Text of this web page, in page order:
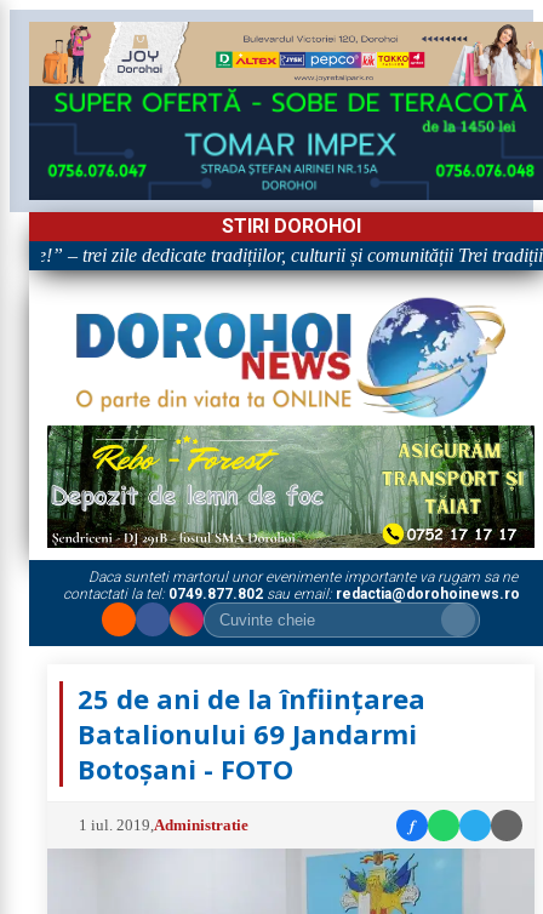
STIRI DOROHOI
– trei zile dedicate tradițiilor, culturii și comunității Trei tradiții.
Daca sunteti martorul unor evenimente importante va rugam sa ne
contactati la tel: 0749.877.802sau email: redactia@dorohoinews.ro
25 de ani de la înființarea
Batalionului 69 Jandarmi
Botoșani - FOTO
1 iul. 2019 Administratie f